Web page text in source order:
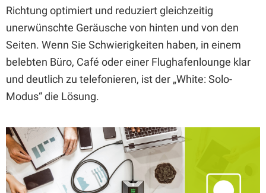
Richtung optimiert und reduziert gleichzeitig
unerwünschte Geräusche von hinten und von den
Seiten. Wenn Sie Schwierigkeiten haben, in einem
belebten Büro, Café oder einer Flughafenlounge klar
und deutlich zu telefonieren, ist der „White: Solo-
Modus“ die Lösung.